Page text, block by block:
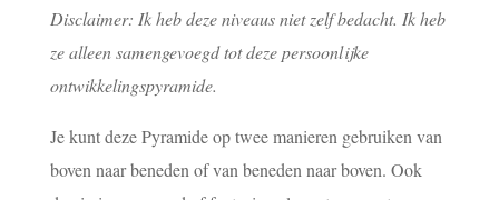
Disclaimer: Ik heb deze niveaus niet zelf bedacht. Ik heb
ze alleen samengevoegd tot deze persoonlijke
ontwikkelingspyramide.
Je kunt deze Pyramide op twee manieren gebruiken van
boven naar beneden of van beneden naar boven. Ook